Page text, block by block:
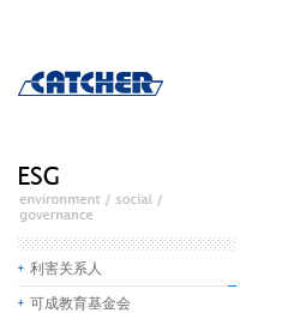
利害关系人
可成教育基金会